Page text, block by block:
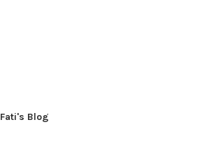
Fati's Blog